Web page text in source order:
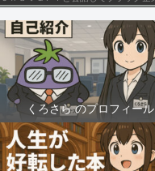
くろさら のプロフィール